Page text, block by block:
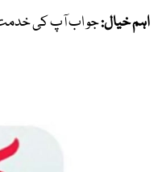
اہم خیال:جو اب آپ کی خدمت